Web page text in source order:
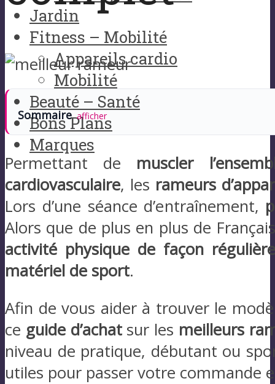
Jardin
Fitness – Mobilité
Appareils cardio
Mobilité
Beauté – Santé
Bons Plans
Marques
Sommaire afficher
Permettant de muscler
cardiovasculaire, les rameurs
Lors d’une séance d’entraînement,
Alors que de plus en plus de
activité physique de façon
matériel de sport.
Afin de vous aider à trouver le
ce guide d’achatsur les meilleurs
niveau de pratique, débutant ou
utiles pour passer votre commande